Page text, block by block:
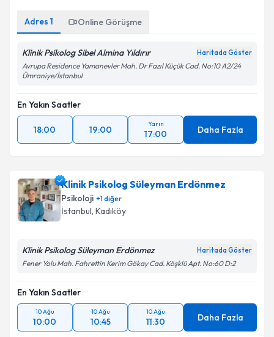
Adres 1 Online Görüşme
Klinik Psikolog Sibel Almina Yıldırır Haritada Göster
Avrupa Residence Yamanevler Mah. Dr Fazıl Küçük Cad. No:10 A2/24
Ümraniye/İstanbul
En Yakın Saatler
18:00 19:00
Yarın
17:00 Daha Fazla
Klinik Psikolog Süleyman Erdönmez
Psikoloji +1diğer
İstanbul, Kadıköy
Klinik Psikolog Süleyman Erdönmez Haritada Göster
Fener Yolu Mah. Fahrettin Kerim Gökay Cad. Köşklü Apt. No:60 D:2
En Yakın Saatler
10 Ağu
10:00
10 Ağu
10:45
10 Ağu
11:30 Daha Fazla